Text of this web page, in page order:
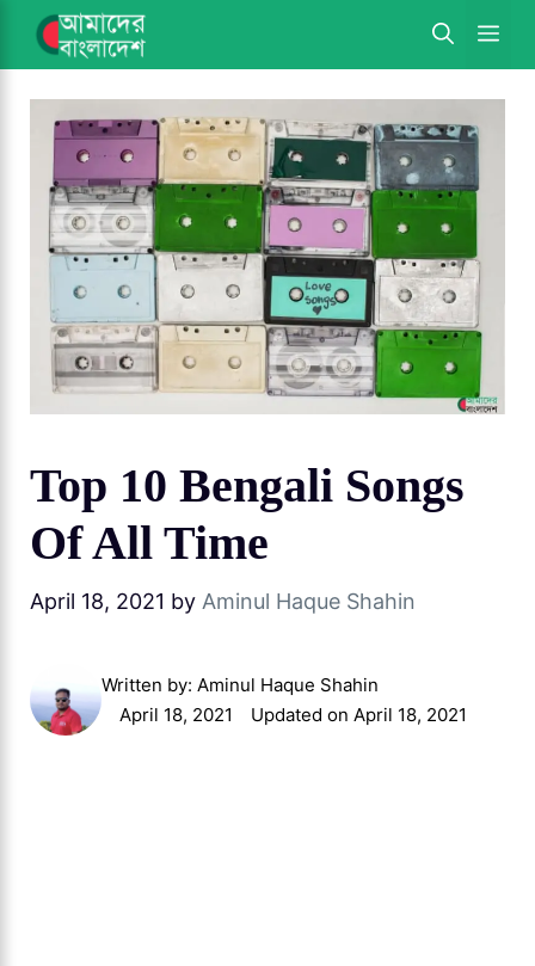
Skip
Top 10 Bengali Songs
Of All Time
April 18, 2021 by Aminul Haque Shahin
Written by: Aminul Haque Shahin
April 18, 2021
Updated on April 18, 2021